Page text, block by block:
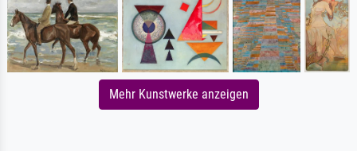
Mehr Kunstwerke anzeigen